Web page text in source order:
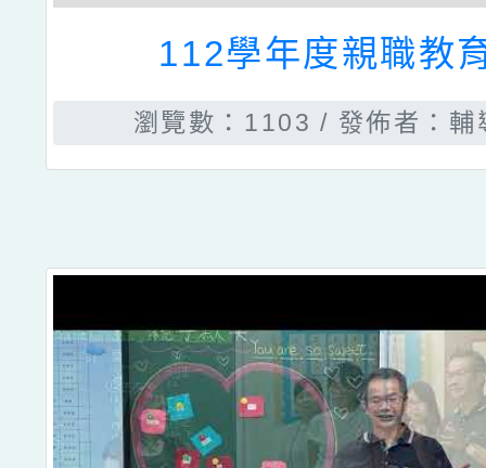
112學年度親職教
瀏覽數：1103 發佈者：輔